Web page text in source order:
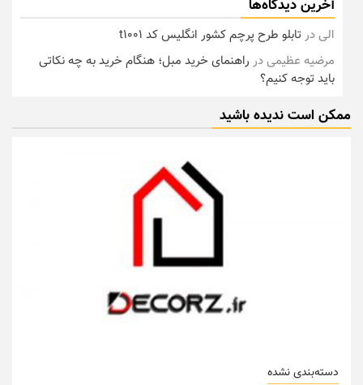
آخرین دیدگاه‌ها
الیدرتابلو طرح پرچم کشور انگلیس کد t1001
مرضیه عظیمیدر راهنمای خرید مبل؛ هنگام خرید به چه نکاتی
باید توجه کنیم؟
ممکن است ندیده باشید
دسته‌بندی نشده